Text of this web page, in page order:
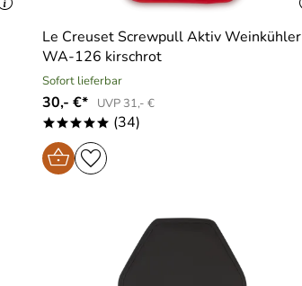
Le Creuset Screwpull Aktiv Weinkühler
WA-126 kirschrot
Sofort lieferbar
30,- €* UVP 31,- €
***** (34)